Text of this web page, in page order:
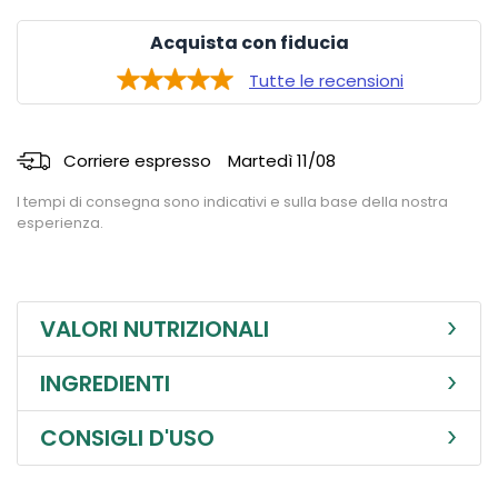
Acquista con fiducia
Tutte le recensioni
Corriere espresso Martedì 11/08
I tempi di consegna sono indicativi e sulla base della nostra
esperienza.
VALORI NUTRIZIONALI
INGREDIENTI
CONSIGLI D'USO